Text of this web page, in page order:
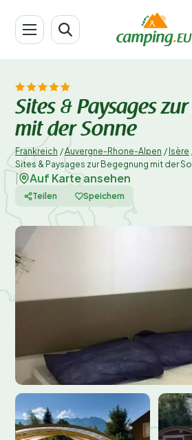
Sites & Paysages
mit der Sonne
Frankreich /Auvergne-Rhone-Alpen / Isère
Sites & Paysages zur Begegnung mit der
Auf Karte ansehen
Teilen Speichern